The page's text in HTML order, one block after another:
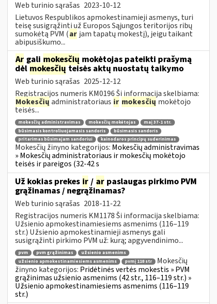
Web turinio sąrašas 2023-10-12
Lietuvos Respublikos apmokestinamieji asmenys, turi
teisę susigrąžinti už Europos Sąjungos teritorijos ribų
sumokėtą PVM (ar jam tapatų mokestį), jeigu taikant
abipusiškumo...
Ar gali mokesčių mokėtojas pateikti prašymą
dėl mokesčiųteisės aktų nuostatų taikymo
Web turinio sąrašas 2025-12-12
Registracijos numeris KM0196 Ši informacija skelbiama:
Mokesčių administratoriaus ir mokesčių mokėtojo
teisės...
mokesčių administravimas mokesčių mokėtojas
maį 37-1 str.
būsimasis kontroliuojamasis sandoris
būsimasis sandoris
pritarimas būsimajam sandoriui
kainodaros principų suderinimas
Mokesčių žinyno kategorijos: Mokesčių administravimas
» Mokesčių administratoriaus ir mokesčių mokėtojo
teisės ir pareigos (32-42 s
Už kokias prekes ir / ar paslaugas pirkimo PVM
grąžinamas / negrąžinamas?
Web turinio sąrašas 2018-11-22
Registracijos numeris KM1178 Ši informacija skelbiama:
Užsienio apmokestinamiesiems asmenims (116–119
str.) Užsienio apmokestinamieji asmenys gali
susigrąžinti pirkimo PVM už: kurą; apgyvendinimo...
pvm pvm grąžinimas
užsienio asmenims
užsienio apmokestinamiesiems asmenims
pvmį 118 str
Mokesčių
žinyno kategorijos: Pridėtinės vertės mokestis » PVM
grąžinimas užsienio asmenims (42 str., 116–119 str.) »
Užsienio apmokestinamiesiems asmenims (116–119
str.)